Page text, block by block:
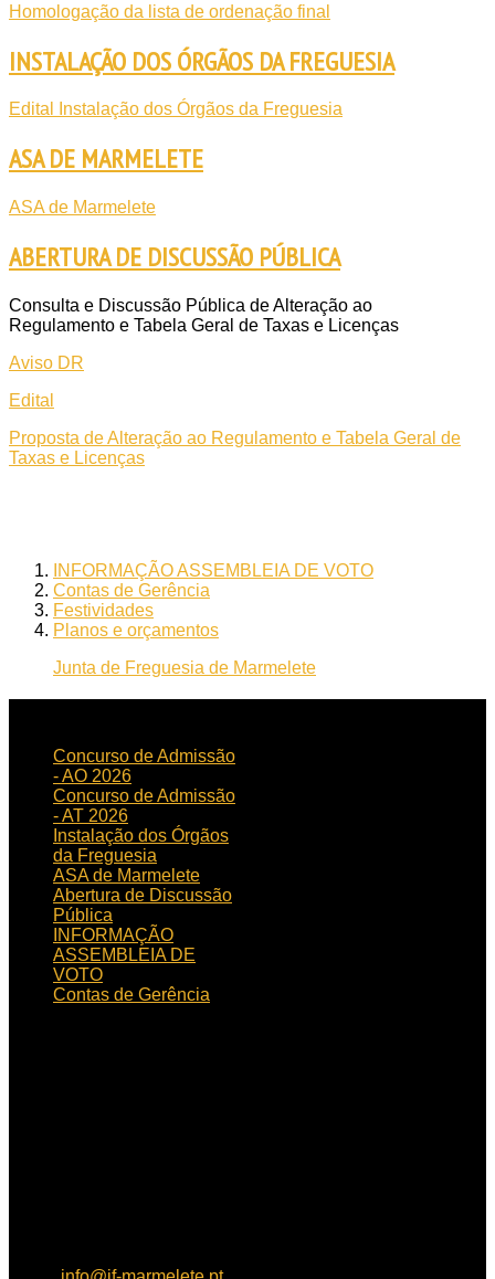
Homologação da lista de ordenação final
INSTALAÇÃO DOS ÓRGÃOS DA FREGUESIA
Edital Instalação dos Órgãos da Freguesia
ASA DE MARMELETE
ASA de Marmelete
ABERTURA DE DISCUSSÃO PÚBLICA
Consulta e Discussão Pública de Alteração ao
Regulamento e Tabela Geral de Taxas e Licenças
Aviso DR
Edital
Proposta de Alteração ao Regulamento e Tabela Geral de
Taxas e Licenças
INFORMAÇÃO ASSEMBLEIA DE VOTO
Contas de Gerência
Festividades
Planos e orçamentos
Junta de Freguesia de Marmelete
Concurso de Admissão
- AO 2026
Concurso de Admissão
- AT 2026
Instalação dos Órgãos
da Freguesia
ASA de Marmelete
Abertura de Discussão
Pública
INFORMAÇÃO
ASSEMBLEIA DE
VOTO
Contas de Gerência